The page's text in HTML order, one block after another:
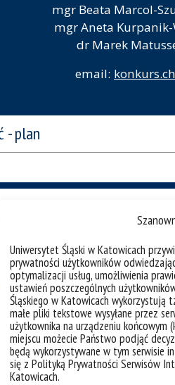
Uniwersytet Śląski w Katowicach
prywatności użytkowników
optymalizacji usług, umożliwienia
ustawień poszczególnych
Śląskiego w Katowicach wykorzystują
małe pliki tekstowe wysyłane przez
użytkownika na urządzeniu
miejscu możecie Państwo podjąć
będą wykorzystywane w tym serwisie
się z Polityką Prywatności Serwisów
Katowicach.
mgr Beata Marcol-
mgr Aneta
dr Marek
email:
- plan
UŚ
Prof. dr
Dziekan